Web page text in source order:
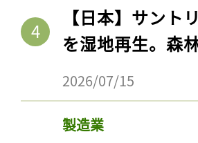
【日本】サン
を湿地再生。森
2026/07/15
製造業